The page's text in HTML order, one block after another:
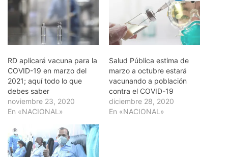
RD aplicará vacuna para la
COVID-19 en marzo del
2021; aquí todo lo que
debes saber
noviembre 23, 2020
En «NACIONAL»
Salud Pública estima de
marzo a octubre estará
vacunando a población
contra el COVID-19
diciembre 28, 2020
En «NACIONAL»